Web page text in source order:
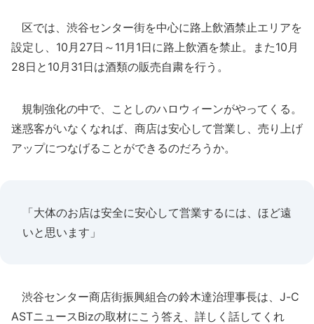
区では、渋谷センター街を中心に路上飲酒禁止エリアを
設定し、10月27日～11月1日に路上飲酒を禁止。また10月
28日と10月31日は酒類の販売自粛を行う。
規制強化の中で、ことしのハロウィーンがやってくる。
迷惑客がいなくなれば、商店は安心して営業し、売り上げ
アップにつなげることができるのだろうか。
「大体のお店は安全に安心して営業するには、ほど遠
いと思います」
渋谷センター商店街振興組合の鈴木達治理事長は、J-C
ASTニュースBizの取材にこう答え、詳しく話してくれ